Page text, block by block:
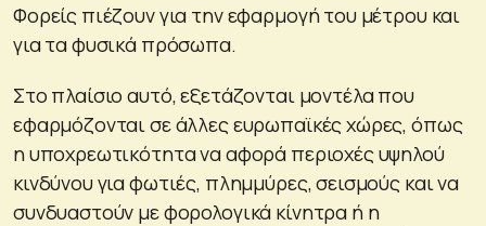
Φορείς πιέζουν για την εφαρμογή του μέτρου και
για τα φυσικά πρόσωπα.
Στο πλαίσιο αυτό, εξετάζονται μοντέλα που
εφαρμόζονται σε άλλες ευρωπαϊκές χώρες, όπως
η υποχρεωτικότητα να αφορά περιοχές υψηλού
κινδύνου για φωτιές, πλημμύρες, σεισμούς και να
συνδυαστούν με φορολογικά κίνητρα ή η